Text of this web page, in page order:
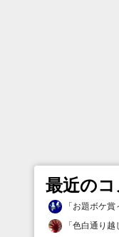
最近のコ
「お題ボケ賞
「色白通り越